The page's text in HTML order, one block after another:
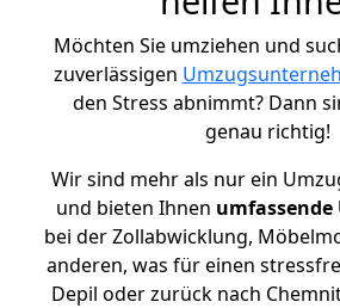
Möchten Sie umziehen und
zuverlässigen
den Stress abnimmt? Dann
genau richtig!
Wir sind mehr als nur ein
und bieten Ihnen
bei der Zollabwicklung,
anderen, was für einen
Depil oder zurück nach